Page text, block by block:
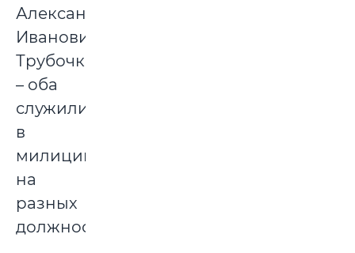
Александр
Иванович
Трубочка
– оба
служили
в
милиции
на
разных
должностях.